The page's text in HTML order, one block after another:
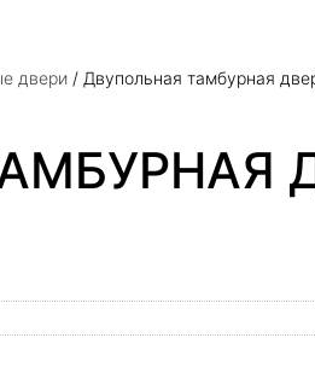
двери / Двупольная тамбурная